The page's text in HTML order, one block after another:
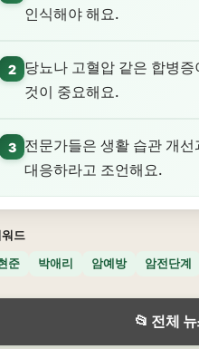
인식해야 해요.
2
당뇨나 고혈압 같은 합병
것이 중요해요.
3
전문가들은 생활 습관 개
대응하라고 조언해요.
드
준
박애리 암예방 암전단계
📂 전체